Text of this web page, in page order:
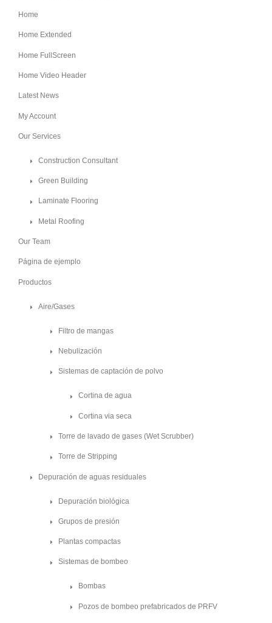
Home
Home Extended
Home FullScreen
Home Video Header
Latest News
My Account
Our Services
Construction Consultant
Green Building
Laminate Flooring
Metal Roofing
Our Team
Página de ejemplo
Productos
Aire/Gases
Filtro de mangas
Nebulización
Sistemas de captación de polvo
Cortina de agua
Cortina via seca
Torre de lavado de gases (Wet Scrubber)
Torre de Stripping
Depuración de aguas residuales
Depuración biológica
Grupos de presión
Plantas compactas
Sistemas de bombeo
Bombas
Pozos de bombeo prefabricados de PRFV